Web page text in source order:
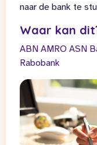
naar de bank te
Waar kan
ABN AMRO ASN
Rabobank